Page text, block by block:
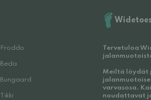
Froddo
Beda
Bungaard
Tikki
Tervetuloa
Meiltä löydät
varvasosa.
noudattavat